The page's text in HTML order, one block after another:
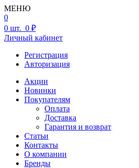
МЕНЮ
0
0 шт. 0 ₽
Личный кабинет
Регистрация
Авторизация
Акции
Новинки
Покупателям
Оплата
Доставка
Гарантия и возврат
Статьи
Контакты
О компании
Бренды